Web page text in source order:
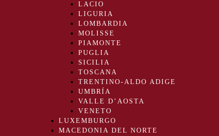
LACIO
LIGURIA
LOMBARDIA
MOLISSE
PIAMONTE
PUGLIA
SICILIA
TOSCANA
TRENTINO-ALDO ADIGE
UMBRÍA
VALLE D’AOSTA
VENETO
LUXEMBURGO
MACEDONIA DEL NORTE